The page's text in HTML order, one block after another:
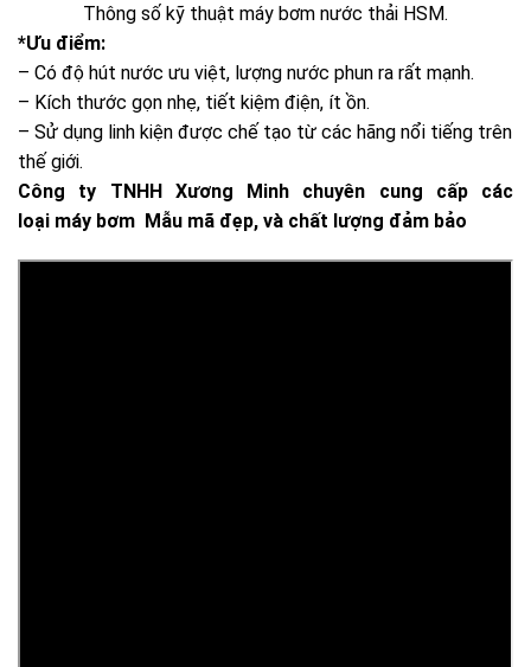
Thông số kỹ thuật máy bơm nước thải HSM.
*Ưu điểm:
– Có độ hút nước ưu việt, lượng nước phun ra rất mạnh.
– Kích thước gọn nhẹ, tiết kiệm điện, ít ồn.
– Sử dụng linh kiện được chế tạo từ các hãng nổi tiếng trên
thế giới.
Công ty TNHH Xương Minh chuyên cung cấp các
loại máy bơm Mẫu mã đẹp, và chất lượng đảm bảo